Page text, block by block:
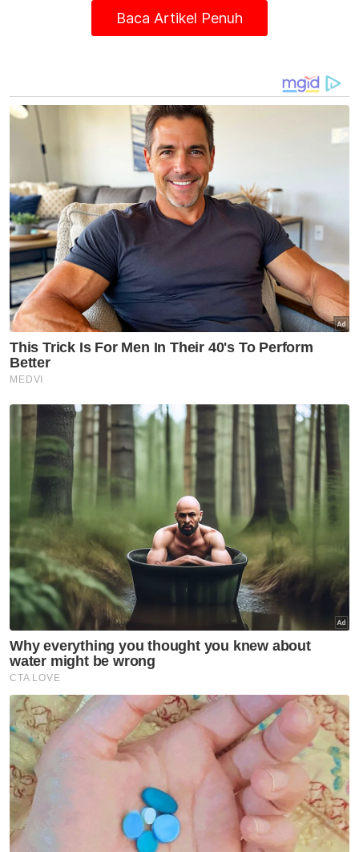
"Saya sekali lagi menyatakan keyakinan
penuh terhadap kepimpinan beliau dan
percaya Anwar akan berjaya membawa
Malaysia ke tahap yang lebih tinggi," katanya.
Pada Jumaat, Anwar mengumumkan dua
Timbalan Perdana Menteri dan 28 menteri
menerusi sidang akhbar senarai
pembentukan barisan kabinet Kerajaan
Perpaduan di Bangunan Perdana Putra pada
Jumaat.
Empat menteri daripada DAP ialah Menteri
Pengangkutan, Anthony Loke; Menteri
Pembangunan dan Kerajaan Tempatan, Nga
Kor Ming; Menteri Belia dan Sukan, Hannah
Yeoh dan Menteri Sumber Manusia, V
Sivakumar.
Artikel Berkaitan:
GPS mahu Kerajaan Perpaduan yang stabil, tingkat
martabat negara
Konvensyen Nasional Kerajaan Perpaduan fokus
rakyat, ekonomi
Kerajaan Perpaduan fokus pulih ekonomi, enggan
layan khabar angin
Muat turun aplikasi Sinar Harian.Klik di sini!
Jawab soalan kaji selidik dan dapatkan
baucar tunai.
×
Apakah status hubungan anda?
Kahwin
Baca Artikel Penuh